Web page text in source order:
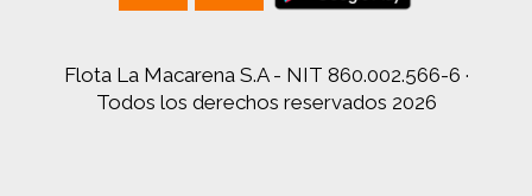
Flota La Macarena S.A - NIT 860.002.566-6 ·
Todos los derechos reservados 2026